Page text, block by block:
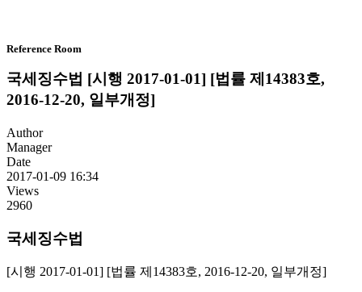
Reference Room
국세징수법 [시행 2017-01-01] [법률 제14383호,
2016-12-20, 일부개정]
Author
Manager
Date
2017-01-09 16:34
Views
2960
국세징수법
[시행 2017-01-01] [법률 제14383호, 2016-12-20, 일부개정]